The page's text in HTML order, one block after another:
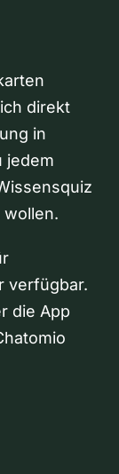
direkt
in
jedem
wollen.
verfügbar.
die App